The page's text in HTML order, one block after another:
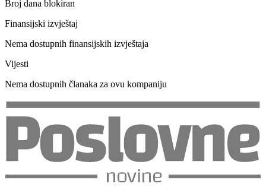
Broj dana blokiran
Finansijski izvještaj
Nema dostupnih finansijskih izvještaja
Vijesti
Nema dostupnih članaka za ovu kompaniju